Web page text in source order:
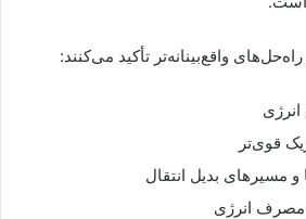
واقع‌بینانه‌تر تأکید می‌کنند:
قوی‌تر
مسیرهای بدیل انتقال
مصرف انرژی